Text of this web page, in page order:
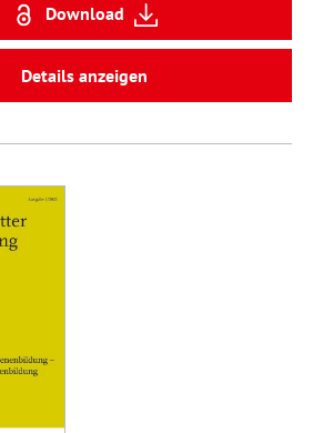
Download
Details anzeigen